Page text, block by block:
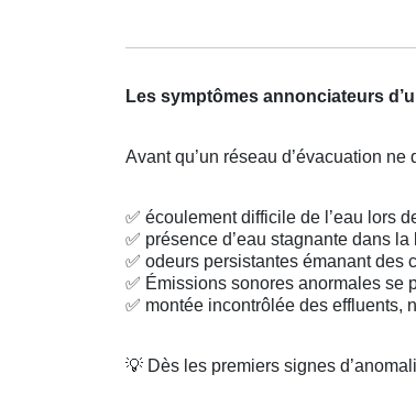
Les symptômes annonciateurs
Avant qu’un réseau d’évacuation
✅ écoulement difficile de l’eau lors
✅ présence d’eau stagnante dans
✅ odeurs persistantes émanant des
✅ Émissions sonores anormales se
✅ montée incontrôlée des effluents,
💡 Dès les premiers signes